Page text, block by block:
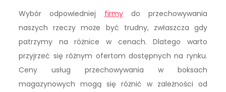
Wybór odpowiedniej firmydo przechowywania
naszych rzeczy może być trudny, zwłaszcza gdy
patrzymy na różnice w cenach. Dlatego warto
przyjrzeć się różnym ofertom dostępnych na rynku.
Ceny usług przechowywania w boksach
magazynowych mogą się różnić w zależności od